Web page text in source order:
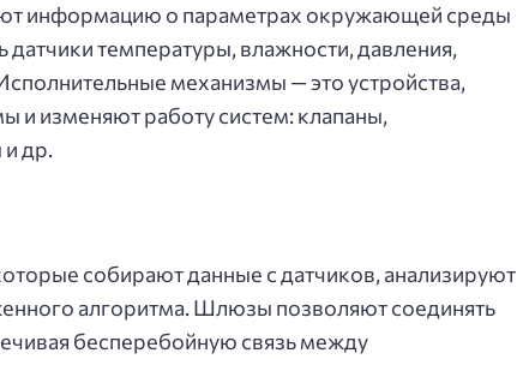
информацию о параметрах окружающей среды
датчики температуры, влажности, давления,
механизмы — это устройства,
и изменяют работу систем: клапаны,
и др.
собирают данные с датчиков, анализируют
алгоритма. Шлюзы позволяют соединять
бесперебойную связь между